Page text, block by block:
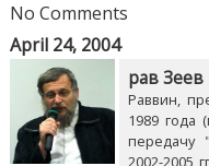
No Comments
April 24, 2004
рав
Раввин,
1989 года
передачу
2002-2005